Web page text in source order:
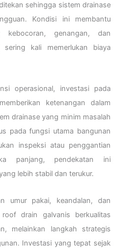
sehingga sistem drainase
Kondisi ini membantu
kebocoran, genangan, dan
sering kali memerlukan biaya
operasional, investasi pada
ketenangan dalam
drainase yang minim masalah
pada fungsi utama bangunan
inspeksi atau penggantian
panjang, pendekatan ini
lebih stabil dan terukur.
umur pakai, keandalan, dan
drain galvanis berkualitas
melainkan langkah strategis
Investasi yang tepat sejak